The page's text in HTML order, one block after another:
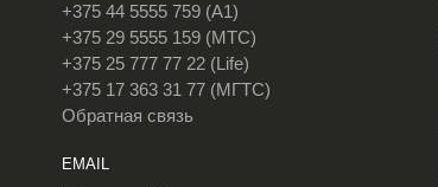
+375 44 5555 759 (A1)
+375 29 5555 159 (МТС)
+375 25 777 77 22 (Life)
+375 17 363 31 77 (МГТС)
Обратная связь
EMAIL